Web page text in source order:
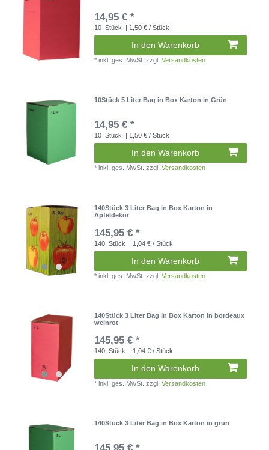
14,95 € *
10 Stück | 1,50 € / Stück
In den Warenkorb
*inkl. ges. MwSt. zzgl.Versandkosten
10Stück 5 Liter Bag in Box Karton in Grün
14,95 € *
10 Stück | 1,50 € / Stück
In den Warenkorb
*inkl. ges. MwSt. zzgl.Versandkosten
140Stück 3 Liter Bag in Box Karton in
Apfeldekor
145,95 € *
140 Stück | 1,04 € / Stück
In den Warenkorb
*inkl. ges. MwSt. zzgl.Versandkosten
140Stück 3 Liter Bag in Box Karton in bordeaux
weinrot
145,95 € *
140 Stück | 1,04 € / Stück
In den Warenkorb
*inkl. ges. MwSt. zzgl.Versandkosten
140Stück 3 Liter Bag in Box Karton in grün